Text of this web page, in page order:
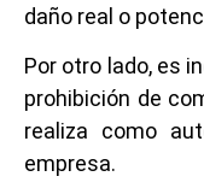
daño real o
Por otro lado, es
prohibición de
realiza como
empresa.